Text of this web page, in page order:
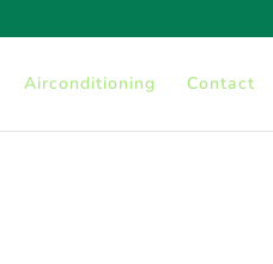
Airconditioning Contact